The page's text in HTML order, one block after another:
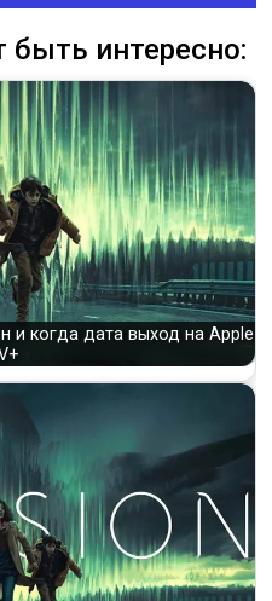
интересно:
и когда дата выход на Apple